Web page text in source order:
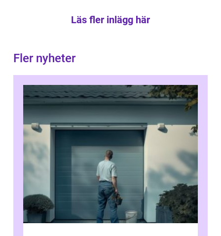
Läs fler inlägg här
Fler nyheter